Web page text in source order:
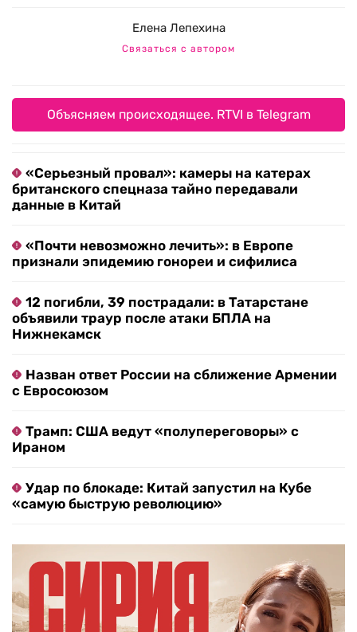
Елена Лепехина
Связаться с автором
Объясняем происходящее. RTVI в Telegram
«Серьезный провал»: камеры на катерах
британского спецназа тайно передавали
данные в Китай
«Почти невозможно лечить»: в Европе
признали эпидемию гонореи и сифилиса
12 погибли, 39 пострадали: в Татарстане
объявили траур после атаки БПЛА на
Нижнекамск
Назван ответ России на сближение Армении
с Евросоюзом
Трамп: США ведут «полупереговоры» с
Ираном
Удар по блокаде: Китай запустил на Кубе
«самую быструю революцию»